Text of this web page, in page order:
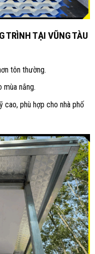
TRÌNH TẠI VŨNG TÀU
tôn thường.
mùa nắng.
cao, phù hợp cho nhà phố